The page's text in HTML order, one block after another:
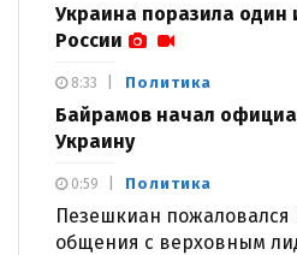
Украина поразила один
России
Политика
Байрамов начал
Украину
8:33
Политика
Пезешкиан пожаловался
общения с верховным
0:59